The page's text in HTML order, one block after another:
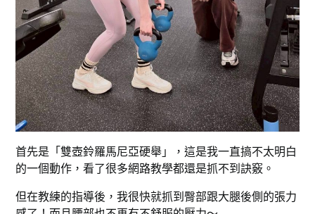
首先是「雙壺鈴羅馬尼亞硬舉」，這是我一直搞不太明白
的一個動作，看了很多網路教學都還是抓不到訣竅。
但在教練的指導後，我很快就抓到臀部跟大腿後側的張力